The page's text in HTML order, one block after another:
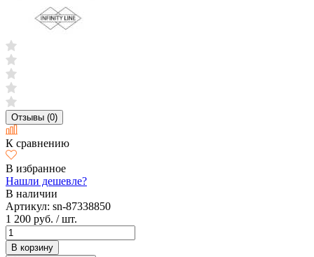
Отзывы (0)
К сравнению
В избранное
Нашли дешевле?
В наличии
Артикул: sn-87338850
1 200 руб. / шт.
В корзину